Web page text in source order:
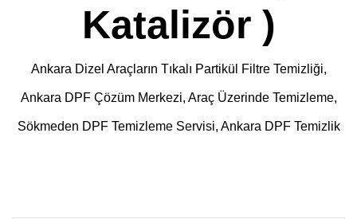
Katalizör )
Ankara Dizel Araçların Tıkalı Partikül Filtre Temizliği,
Ankara DPF Çözüm Merkezi, Araç Üzerinde Temizleme,
Sökmeden DPF Temizleme Servisi, Ankara DPF Temizlik